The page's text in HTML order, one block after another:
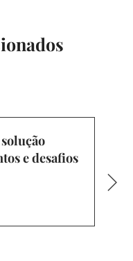
e desafios